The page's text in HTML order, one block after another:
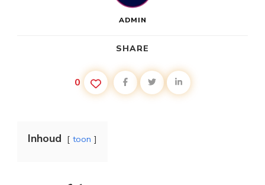
ADMIN
SHARE
0
Inhoud toon